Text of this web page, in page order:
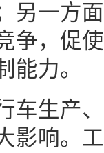
另一方
争，促
能力。
车生产
影响。